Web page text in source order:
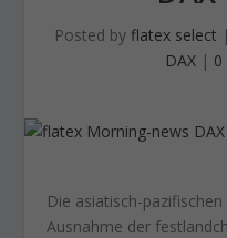
Posted by flatex select |
DAX | 0
Die asiatisch-
Ausnahme der